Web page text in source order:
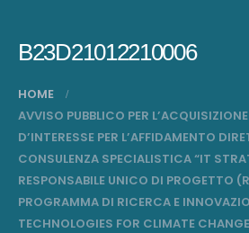
B23D21012210006
HOME
AVVISO PUBBLICO PER
D’INTERESSE PER L’AFFIDAMENTO
CONSULENZA SPECIALISTICA “IT
RESPONSABILE UNICO DI PROGETTO
PROGRAMMA DI RICERCA E
TECHNOLOGIES FOR CLIMATE